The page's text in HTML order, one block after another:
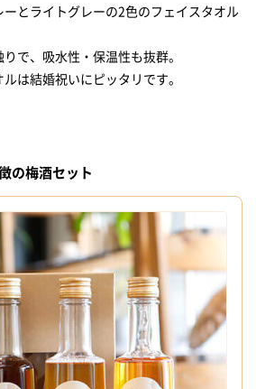
とライトグレーの2色のフェイスタオル
で、吸水性・保温性も抜群。
は結婚祝いにピッタリです。
の梅酒セット